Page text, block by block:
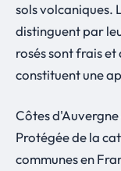
sols volcaniques.
distinguent par
rosés sont frais
constituent une
Côtes
Protégée de la
communes en